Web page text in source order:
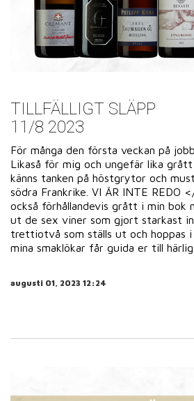
TILLFÄLLIGT SLÄPP
11/8 2023
För många den första veckan på
Likaså för mig och ungefär lika
känns tanken på höstgrytor och
södra Frankrike. VI ÄR INTE REDO
också förhållandevis grått i min bok
ut de sex viner som gjort starkast
trettiotvå som ställs ut och hoppas
mina smaklökar får guida er till
augusti 01, 2023 12:24